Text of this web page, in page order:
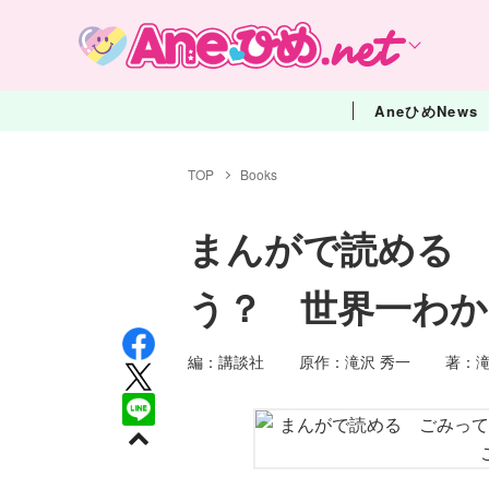
AneひめNews
TOP Books
まんがで読める
う？ 世界一わ
編：講談社 原作：滝沢 秀一 著